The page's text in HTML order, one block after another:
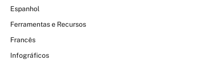
Espanhol
Ferramentas e Recursos
Francês
Infográficos